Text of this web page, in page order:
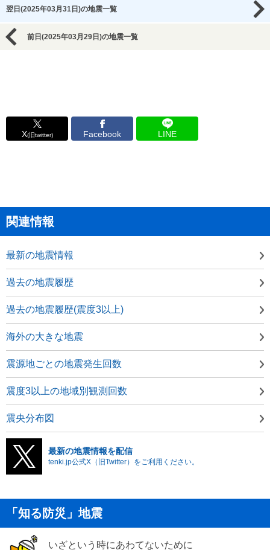
翌日(2025年03月31日)の地震一覧
前日(2025年03月29日)の地震一覧
X(旧twitter) Facebook LINE
関連情報
最新の地震情報
過去の地震履歴
過去の地震履歴(震度3以上)
海外の大きな地震
震源地ごとの地震発生回数
震度3以上の地域別観測回数
震央分布図
最新の地震情報を配信
tenki.jp公式X（旧Twitter）をご利用ください。
「知る防災」地震
いざという時にあわてないために